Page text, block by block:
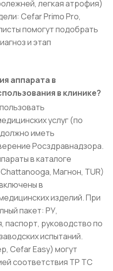
легкая атрофия)
Cefar Primo Pro,
помогут подобрать
и этап
аппарата в
в клинике?
услуг (по
иметь
Росздравнадзора.
в каталоге
Магнон, TUR)
в
изделий. При
пакет: РУ,
паспорт, руководство по
испытаний.
Cefar Easy) могут
соответствия ТР ТС